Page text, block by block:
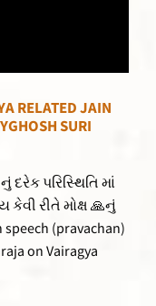
RELATED JAIN
SURI
દરેક પરિસ્થિતિ માં
કેવી રીતે મોક્ષ 🙏નું
(pravachan)
on Vairagya